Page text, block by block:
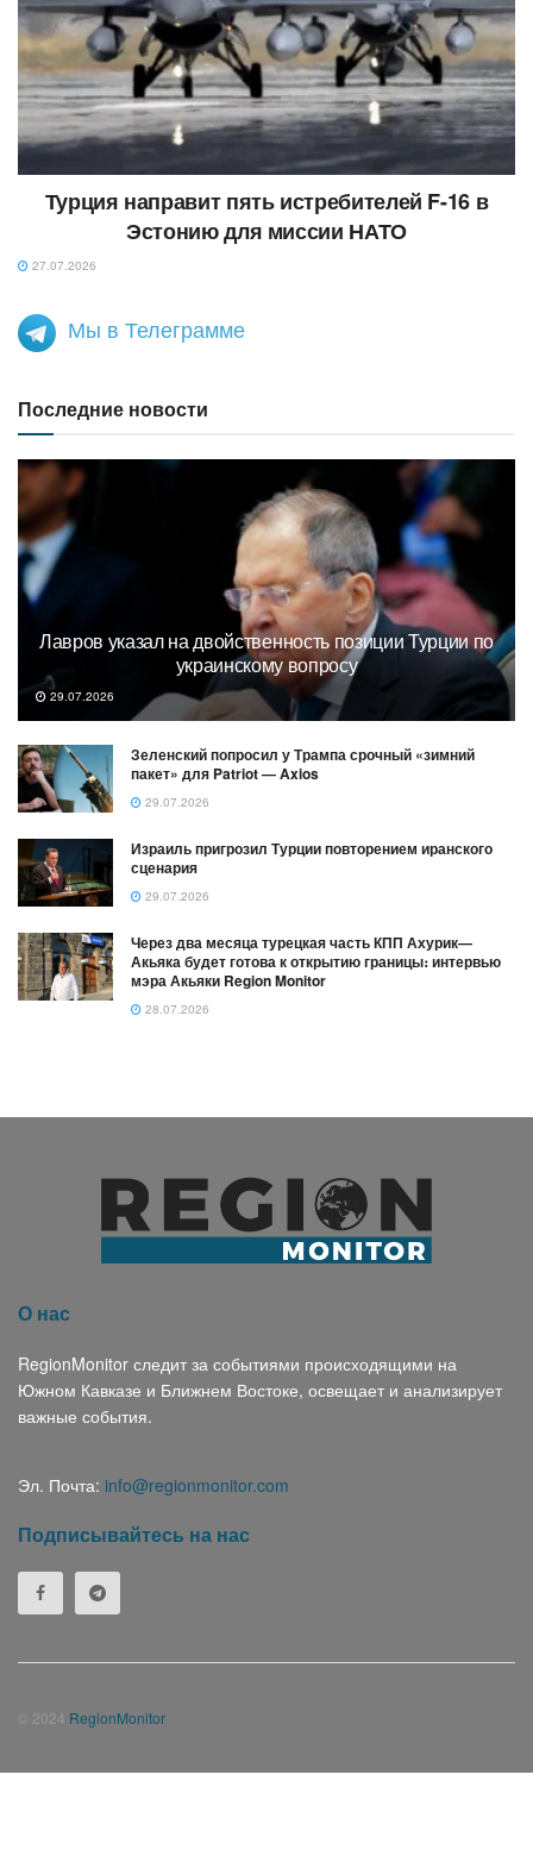
Турция направит пять истребителей F-16 в
Эстонию для миссии НАТО
27.07.2026
Мы в Телеграмме
Последние новости
Лавров указал на двойственность позиции Турции по
украинскому вопросу
29.07.2026
Зеленский попросил у Трампа срочный «зимний
пакет» для Patriot — Axios
29.07.2026
Израиль пригрозил Турции повторением иранского
сценария
29.07.2026
Через два месяца турецкая часть КПП Ахурик—
Акьяка будет готова к открытию границы։ интервью
мэра Акьяки Region Monitor
28.07.2026
О нас
RegionMonitor следит за событиями происходящими на
Южном Кавказе и Ближнем Востоке, освещает и анализирует
важные события.
Эл. Почта: info@regionmonitor.com
Подписывайтесь на нас
© 2024 RegionMonitor